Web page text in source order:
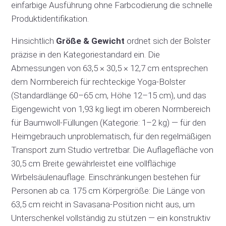
einfarbige Ausführung ohne Farbcodierung die schnelle
Produktidentifikation.
Hinsichtlich Größe & Gewicht ordnet sich der Bolster
präzise in den Kategoriestandard ein. Die
Abmessungen von 63,5 × 30,5 × 12,7 cm entsprechen
dem Normbereich für rechteckige Yoga-Bolster
(Standardlänge 60–65 cm, Höhe 12–15 cm), und das
Eigengewicht von 1,93 kg liegt im oberen Normbereich
für Baumwoll-Füllungen (Kategorie: 1–2 kg) — für den
Heimgebrauch unproblematisch, für den regelmäßigen
Transport zum Studio vertretbar. Die Auflagefläche von
30,5 cm Breite gewährleistet eine vollflächige
Wirbelsäulenauflage. Einschränkungen bestehen für
Personen ab ca. 175 cm Körpergröße: Die Länge von
63,5 cm reicht in Savasana-Position nicht aus, um
Unterschenkel vollständig zu stützen — ein konstruktiv